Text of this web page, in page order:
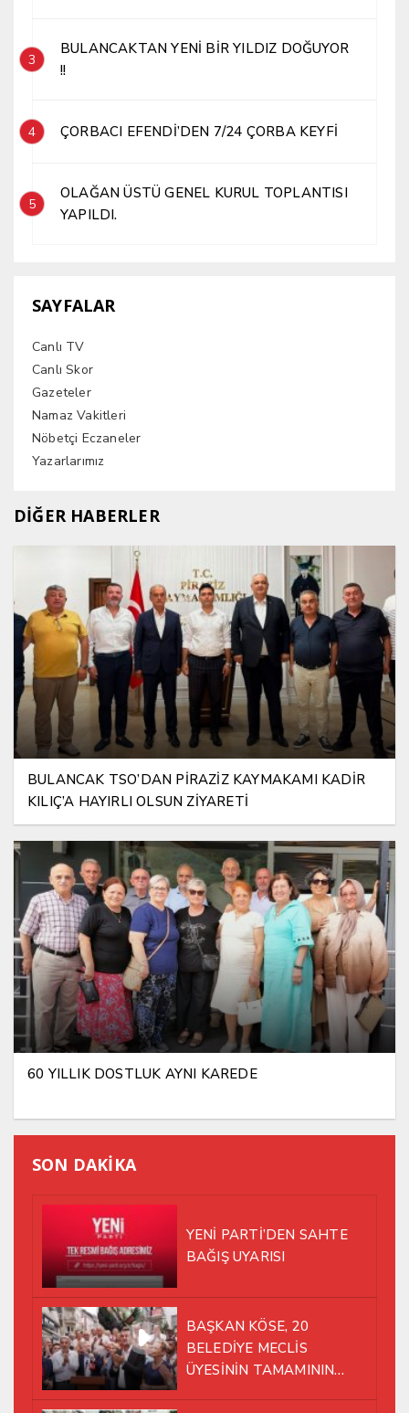
3
BULANCAKTAN YENİ BİR YILDIZ DOĞUYOR
!!
4 ÇORBACI EFENDİ’DEN 7/24 ÇORBA KEYFİ
5
OLAĞAN ÜSTÜ GENEL KURUL TOPLANTISI
YAPILDI.
SAYFALAR
Canlı TV
Canlı Skor
Gazeteler
Namaz Vakitleri
Nöbetçi Eczaneler
Yazarlarımız
DİĞER HABERLER
BULANCAK TSO’DAN PİRAZİZ KAYMAKAMI KADİR
KILIÇ’A HAYIRLI OLSUN ZİYARETİ
60 YILLIK DOSTLUK AYNI KAREDE
SON DAKİKA
YENİ PARTİ’DEN SAHTE
BAĞIŞ UYARISI
BAŞKAN KÖSE, 20
BELEDİYE MECLİS
ÜYESİNİN TAMAMININ